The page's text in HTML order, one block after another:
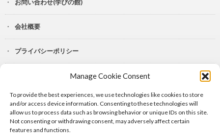
Manage Cookie Consent
To provide the best experiences, we use technologies like cookies to store
and/or access device information. Consenting to these technologies will
allow us to process data such as browsing behavior or unique IDs on this site.
Not consenting or withdrawing consent, may adversely affect certain
features and functions.
お問い合わせ(学びの館)
会社概要
プライバシーポリシー
Lit.Link